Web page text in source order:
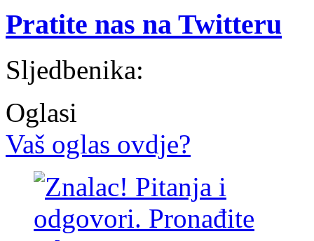
Pratite nas na Twitteru
Sljedbenika:
Oglasi
Vaš oglas ovdje?